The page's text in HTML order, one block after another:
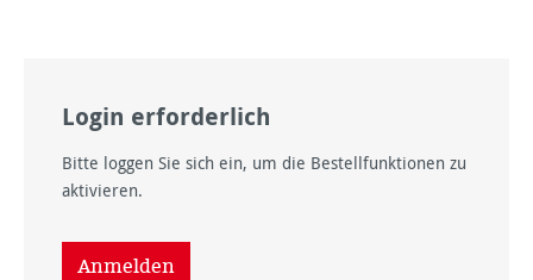
Login erforderlich
Bitte loggen Sie sich ein, um die Bestellfunktionen zu
aktivieren.
Anmelden